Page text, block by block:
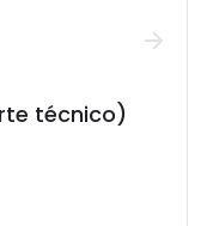
técnico)